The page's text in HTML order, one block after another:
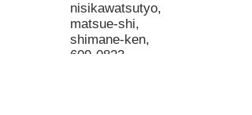
nisikawatsutyo,​
matsue-shi,
shimane-ken,
609-0823